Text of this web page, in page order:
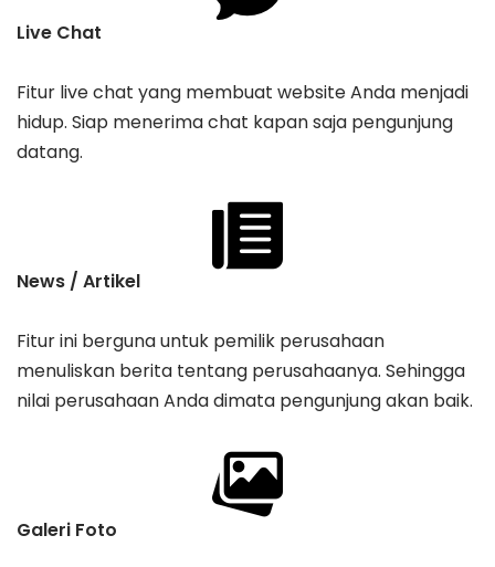
Live Chat
Fitur live chat yang membuat website Anda menjadi
hidup. Siap menerima chat kapan saja pengunjung
datang.
News / Artikel
Fitur ini berguna untuk pemilik perusahaan
menuliskan berita tentang perusahaanya. Sehingga
nilai perusahaan Anda dimata pengunjung akan baik.
Galeri Foto